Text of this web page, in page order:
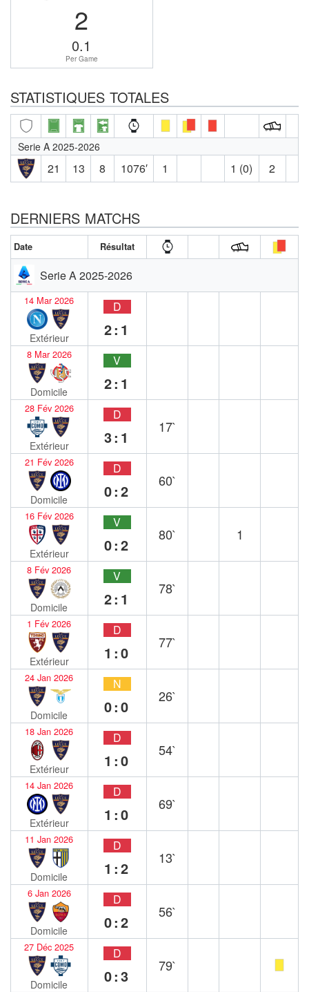
2
0.1
Per Game
STATISTIQUES TOTALES
Serie A 2025-2026
21 13 8 1076′ 1 1 (0) 2
DERNIERS MATCHS
Date Résultat
Serie A 2025-2026
14 Mar 2026
Extérieur
D
2:1
8 Mar 2026
Domicile
V
2:1
28 Fév 2026
Extérieur
D
3:1
17`
21 Fév 2026
Domicile
D
0:2
60`
16 Fév 2026
Extérieur
V
0:2
80` 1
8 Fév 2026
Domicile
V
2:1
78`
1 Fév 2026
Extérieur
D
1:0
77`
24 Jan 2026
Domicile
N
0:0
26`
18 Jan 2026
Extérieur
D
1:0
54`
14 Jan 2026
Extérieur
D
1:0
69`
11 Jan 2026
Domicile
D
1:2
13`
6 Jan 2026
Domicile
D
0:2
56`
27 Déc 2025
Domicile
D
0:3
79`